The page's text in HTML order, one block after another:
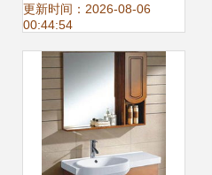
具销售的专业利器
更新时间：2026-08-06
00:44:54